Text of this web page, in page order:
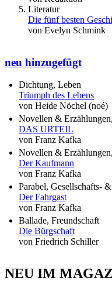
Literatur
Die fünf besten
von Evelyn Schmink
neu hinzugefügt
Dichtung, Leben
Triumph des Lebens
von Heide Nöchel (noé)
Novellen &
DAS URTEIL
von Franz Kafka
Novellen &
Der Kaufmann
von Franz Kafka
Parabel, Gesellschafts-
Der Fahrgast
von Franz Kafka
Ballade, Freundschaft
Die Bürgschaft
von Friedrich Schiller
NEU IM